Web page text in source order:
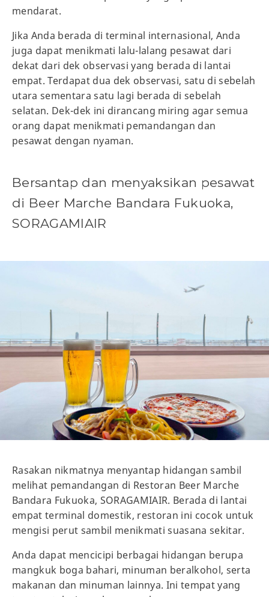
mendarat.
Jika Anda berada di terminal internasional, Anda
juga dapat menikmati lalu-lalang pesawat dari
dekat dari dek observasi yang berada di lantai
empat. Terdapat dua dek observasi, satu di sebelah
utara sementara satu lagi berada di sebelah
selatan. Dek-dek ini dirancang miring agar semua
orang dapat menikmati pemandangan dan
pesawat dengan nyaman.
Bersantap dan menyaksikan pesawat
di Beer Marche Bandara Fukuoka,
SORAGAMIAIR
Rasakan nikmatnya menyantap hidangan sambil
melihat pemandangan di Restoran Beer Marche
Bandara Fukuoka, SORAGAMIAIR. Berada di lantai
empat terminal domestik, restoran ini cocok untuk
mengisi perut sambil menikmati suasana sekitar.
Anda dapat mencicipi berbagai hidangan berupa
mangkuk boga bahari, minuman beralkohol, serta
makanan dan minuman lainnya. Ini tempat yang